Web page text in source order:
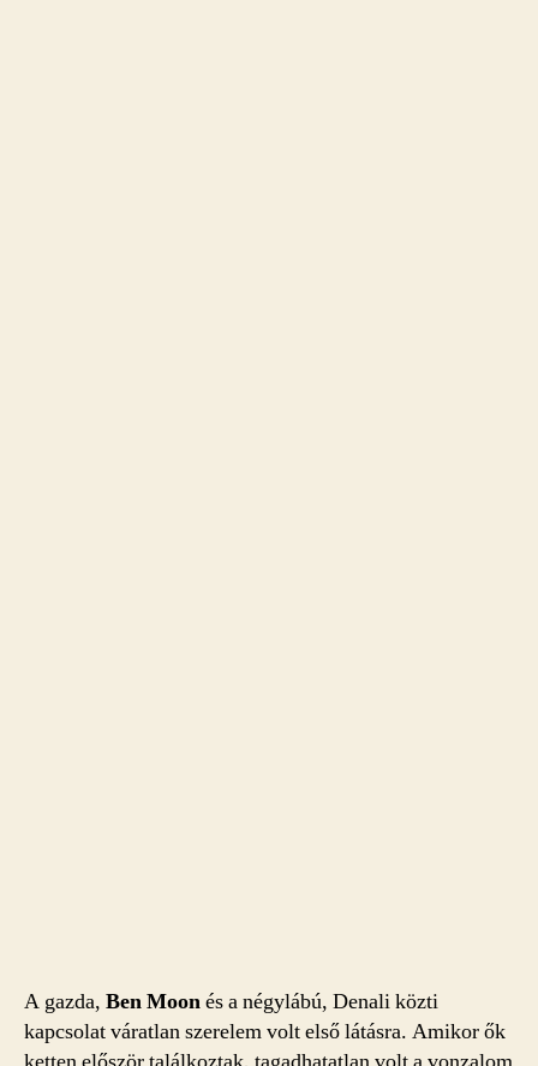
A gazda, Ben Moonés a négylábú, Denali közti
kapcsolat váratlan szerelem volt első látásra. Amikor ők